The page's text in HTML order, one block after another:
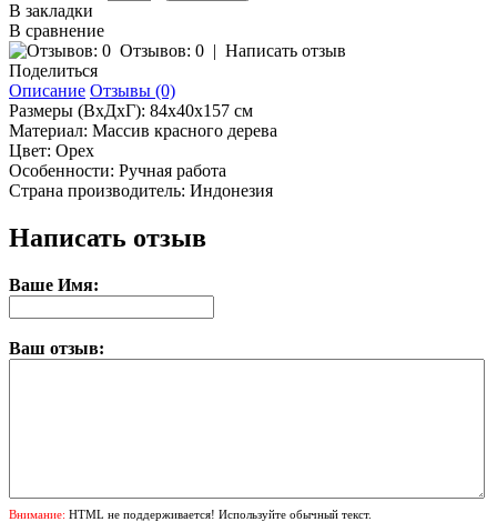
В закладки
В сравнение
Отзывов: 0 | Написать отзыв
Поделиться
Описание Отзывы (0)
Размеры (ВхДхГ): 84х40х157 см
Материал: Массив красного дерева
Цвет: Орех
Особенности: Ручная работа
Страна производитель: Индонезия
Написать отзыв
Ваше Имя:
Ваш отзыв:
Внимание: HTML не поддерживается! Используйте обычный текст.